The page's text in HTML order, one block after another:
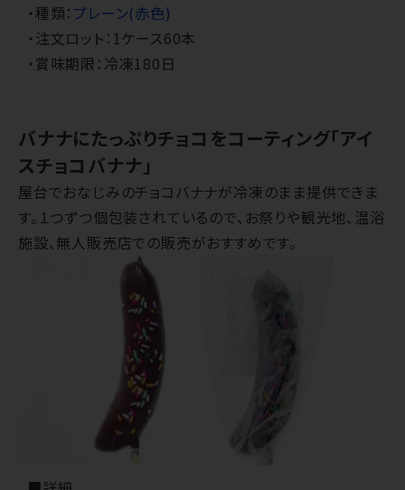
・種類： プレーン(赤色)
・注文ロット：1ケース60本
・賞味期限：冷凍180日
バナナにたっぷりチョコをコーティング「アイ
スチョコバナナ」
屋台でおなじみのチョコバナナが冷凍のまま提供できま
す。１つずつ個包装されているので、お祭りや観光地、温浴
施設、無人販売店での販売がおすすめです。